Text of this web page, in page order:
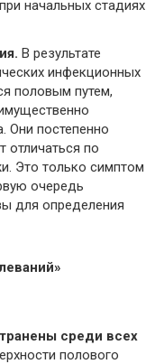
начальных стадиях
В результате
инфекционных
половым путем,
Они постепенно
отличаться по
Это только симптом
очередь
для определения
среди всех
полового